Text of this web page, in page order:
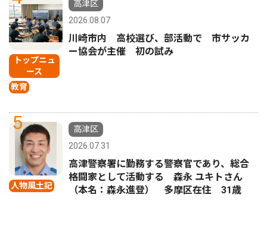
トップニュ
ース
教育
高津区
2026.08.07
川崎市内 高校選び、部活動で 市サッカ
ー協会が主催 初の試み
5
人物風土記
高津区
2026.07.31
高津警察署に勤務する警察官であり、総合
格闘家として活動する 森永 ユキトさん
（本名：森永進登） 多摩区在住 31歳